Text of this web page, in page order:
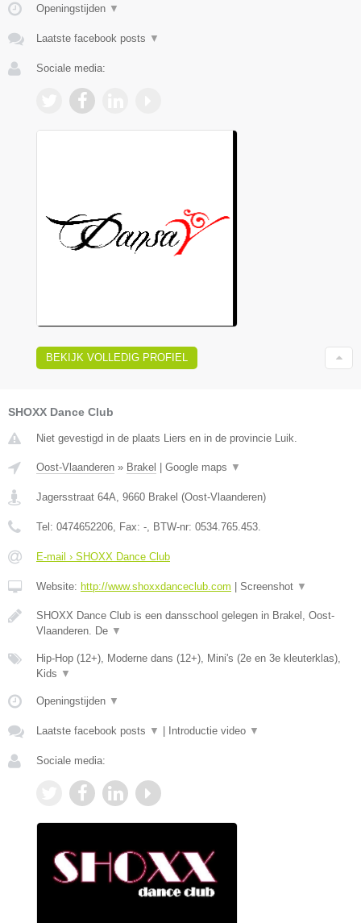
Openingstijden ▼
Laatste facebook posts ▼
Sociale media:
BEKIJK VOLLEDIG PROFIEL
SHOXX Dance Club
Niet gevestigd in de plaats Liers en in de provincie Luik.
Oost-Vlaanderen » Brakel | Google maps ▼
Jagersstraat 64A 9660 Brakel (Oost-Vlaanderen)
Tel: 0474652206 , Fax: - , BTW-nr: 0534.765.453.
E-mail › SHOXX Dance Club
Website: http://www.shoxxdanceclub.com | Screenshot ▼
SHOXX Dance Club is een dansschool gelegen in Brakel, Oost-
Vlaanderen. De ▼
Hip-Hop (12+), Moderne dans (12+), Mini's (2e en 3e kleuterklas),
Kids ▼
Openingstijden ▼
Laatste facebook posts ▼ | Introductie video ▼
Sociale media: